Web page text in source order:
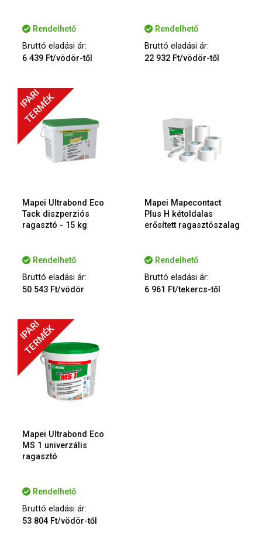
Rendelhető
Bruttó eladási ár:
6 439 Ft/vödör-től
Rendelhető
Bruttó eladási ár:
22 932 Ft/vödör-től
IPARI
TERMÉK
Mapei Ultrabond Eco
Tack diszperziós
ragasztó - 15 kg
Rendelhető
Bruttó eladási ár:
50 543 Ft/vödör
Mapei Mapecontact
Plus H kétoldalas
erősített ragasztószalag
Rendelhető
Bruttó eladási ár:
6 961 Ft/tekercs-től
IPARI
TERMÉK
Mapei Ultrabond Eco
MS 1 univerzális
ragasztó
Rendelhető
Bruttó eladási ár:
53 804 Ft/vödör-től